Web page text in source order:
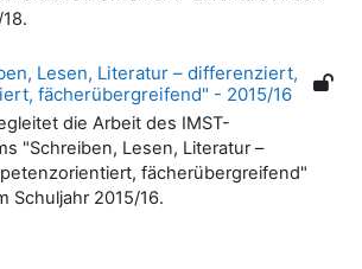
Lesen, Literatur – differenziert,
fächerübergreifend" - 2015/16
die Arbeit des IMST-
"Schreiben, Lesen, Literatur –
fächerübergreifend"
Schuljahr 2015/16.